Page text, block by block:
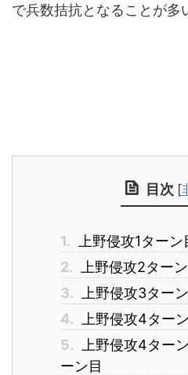
で兵数拮抗となることが多
目次 [
1.
上野侵攻1ターン
2.
上野侵攻2ター
3.
上野侵攻3ター
4.
上野侵攻4ター
5.
上野侵攻4ター
ーン目